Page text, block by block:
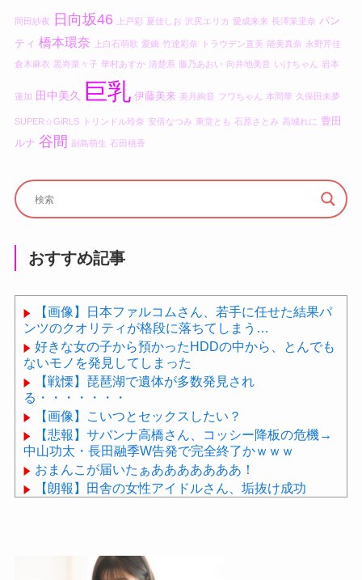
岡田紗夜 日向坂46 上戸彩 夏佳しお 沢尻エリカ 愛成来来 長澤茉里奈 パン
ティ 橋本環奈 上白石萌歌 愛嬌 竹達彩奈 トラウデン直美 能美真奈 永野芹佳
倉木麻衣 黒嵜菜々子 華村あすか 清楚系 藤乃あおい 向井地美音 いけちゃん 岩本
蓮加 田中美久 巨乳 伊藤美来 美月絢音 フワちゃん 本間華 久保田未夢
SUPER☆GiRLS トリンドル玲奈 安倍なつみ 東堂とも 石原さとみ 高城れに 豊田
ルナ 谷間 副島萌生 石田桃香
おすすめ記事
【画像】日本ファルコムさん、若手に任せた結果パ
ンツのクオリティが格段に落ちてしまう…
好きな女の子から預かったHDDの中から、とんでも
ないモノを発見してしまった
【戦慄】琵琶湖で遺体が多数発見され
る・・・・・・・
【画像】こいつとセックスしたい？
【悲報】サバンナ高橋さん、コッシー降板の危機→
中山功太・長田融季W告発で完全終了かｗｗｗ
おまんこが届いたぁあああああああ！
【朗報】田舎の女性アイドルさん、垢抜け成功